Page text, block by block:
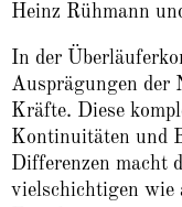
Heinz Rühmann
In der
Ausprägungen der
Kräfte. Diese
Kontinuitäten und
Differenzen macht
vielschichtigen wie